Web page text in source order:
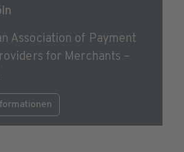
Association of Payment
for Merchants –